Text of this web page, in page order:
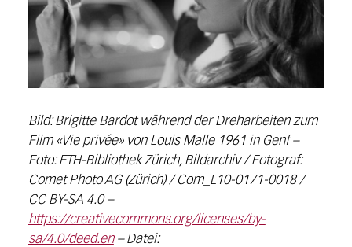
Bild: Brigitte Bardot während der Dreharbeiten zum
Film «Vie privée» von Louis Malle 1961 in Genf –
Foto: ETH-Bibliothek Zürich, Bildarchiv / Fotograf:
Comet Photo AG (Zürich) / Com_L10-0171-0018 /
CC BY-SA 4.0 –
https://creativecommons.org/licenses/by-
sa/4.0/deed.en– Datei: